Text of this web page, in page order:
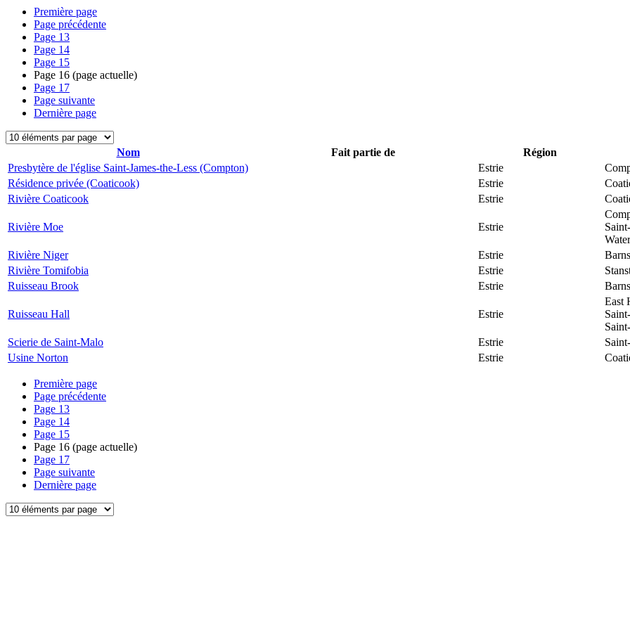
Première page
Page précédente
Page 13
Page 14
Page 15
Page 16 (page actuelle)
Page 17
Page suivante
Dernière page
Nom Fait partie de Région
Presbytère de l'église Saint-James-the-Less (Compton)
Estrie
Résidence privée (Coaticook)
Estrie
Rivière Coaticook
Estrie
Rivière Moe Estrie
Rivière Niger
Estrie
Rivière Tomifobia
Estrie
Ruisseau Brook
Estrie
Ruisseau Hall Estrie
East
Scierie de Saint-Malo
Estrie
Usine Norton
Estrie
Première page
Page précédente
Page 13
Page 14
Page 15
Page 16 (page actuelle)
Page 17
Page suivante
Dernière page